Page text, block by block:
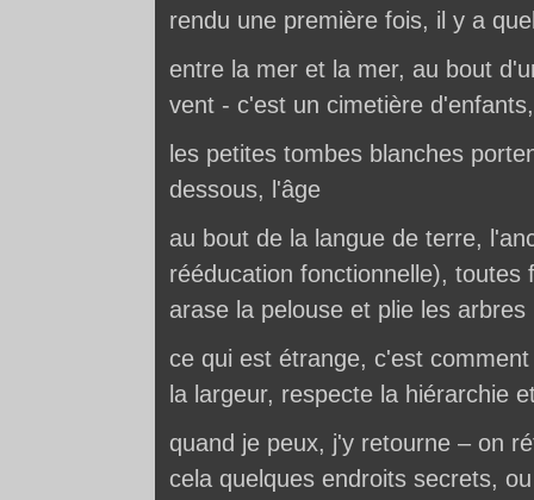
rendu une première fois, il y a
entre la mer et la mer, au bout
vent - c'est un cimetière
les petites tombes blanches
dessous, l'âge
au bout de la langue de terre,
rééducation fonctionnelle),
arase la pelouse et plie les arbres
ce qui est étrange, c'est
la largeur, respecte la hiérarchie
quand je peux, j'y retourne – on
cela quelques endroits secrets,